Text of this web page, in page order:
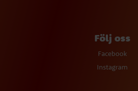
Följ oss
Facebook
Instagram